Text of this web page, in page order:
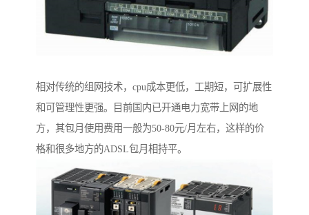
相对传统的组网技术，cpu成本更低，工期短，可扩展性
和可管理性更强。目前国内已开通电力宽带上网的地
方，其包月使用费用一般为50-80元/月左右，这样的价
格和很多地方的ADSL包月相持平。